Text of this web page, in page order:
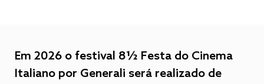
Em 2026 o festival 8½ Festa do Cinema
Italiano por Generali será realizado de